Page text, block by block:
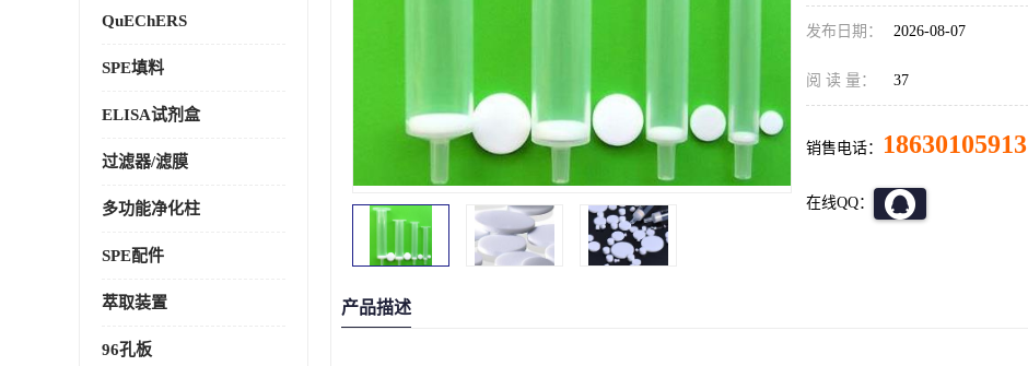
QuEChERS
SPE填料
ELISA试剂盒
过滤器/滤膜
多功能净化柱
SPE配件
萃取装置
96孔板
发布日期： 2026-08-07
阅 读 量： 37
销售电话： 18630105913
在线QQ：
产品描述